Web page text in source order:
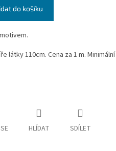
do košíku
látky 110cm. Cena za 1 m. Minimální
HLÍDAT SDÍLET